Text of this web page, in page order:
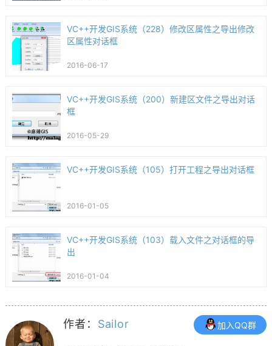
VC++开发GIS系统（228）修改区属性之导出修改
区属性对话框
2016-06-17
VC++开发GIS系统（200）新建区文件之导出对话
框
2016-05-29
VC++开发GIS系统（105）打开工程之导出对话框
2016-01-05
VC++开发GIS系统（103）载入文件之对话框的导
出
2016-01-04
作者： Sailor 加入QQ群